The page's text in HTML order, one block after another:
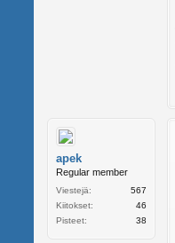
apek
Regular member
Viestejä:
567
Kiitokset:
46
Pisteet:
38